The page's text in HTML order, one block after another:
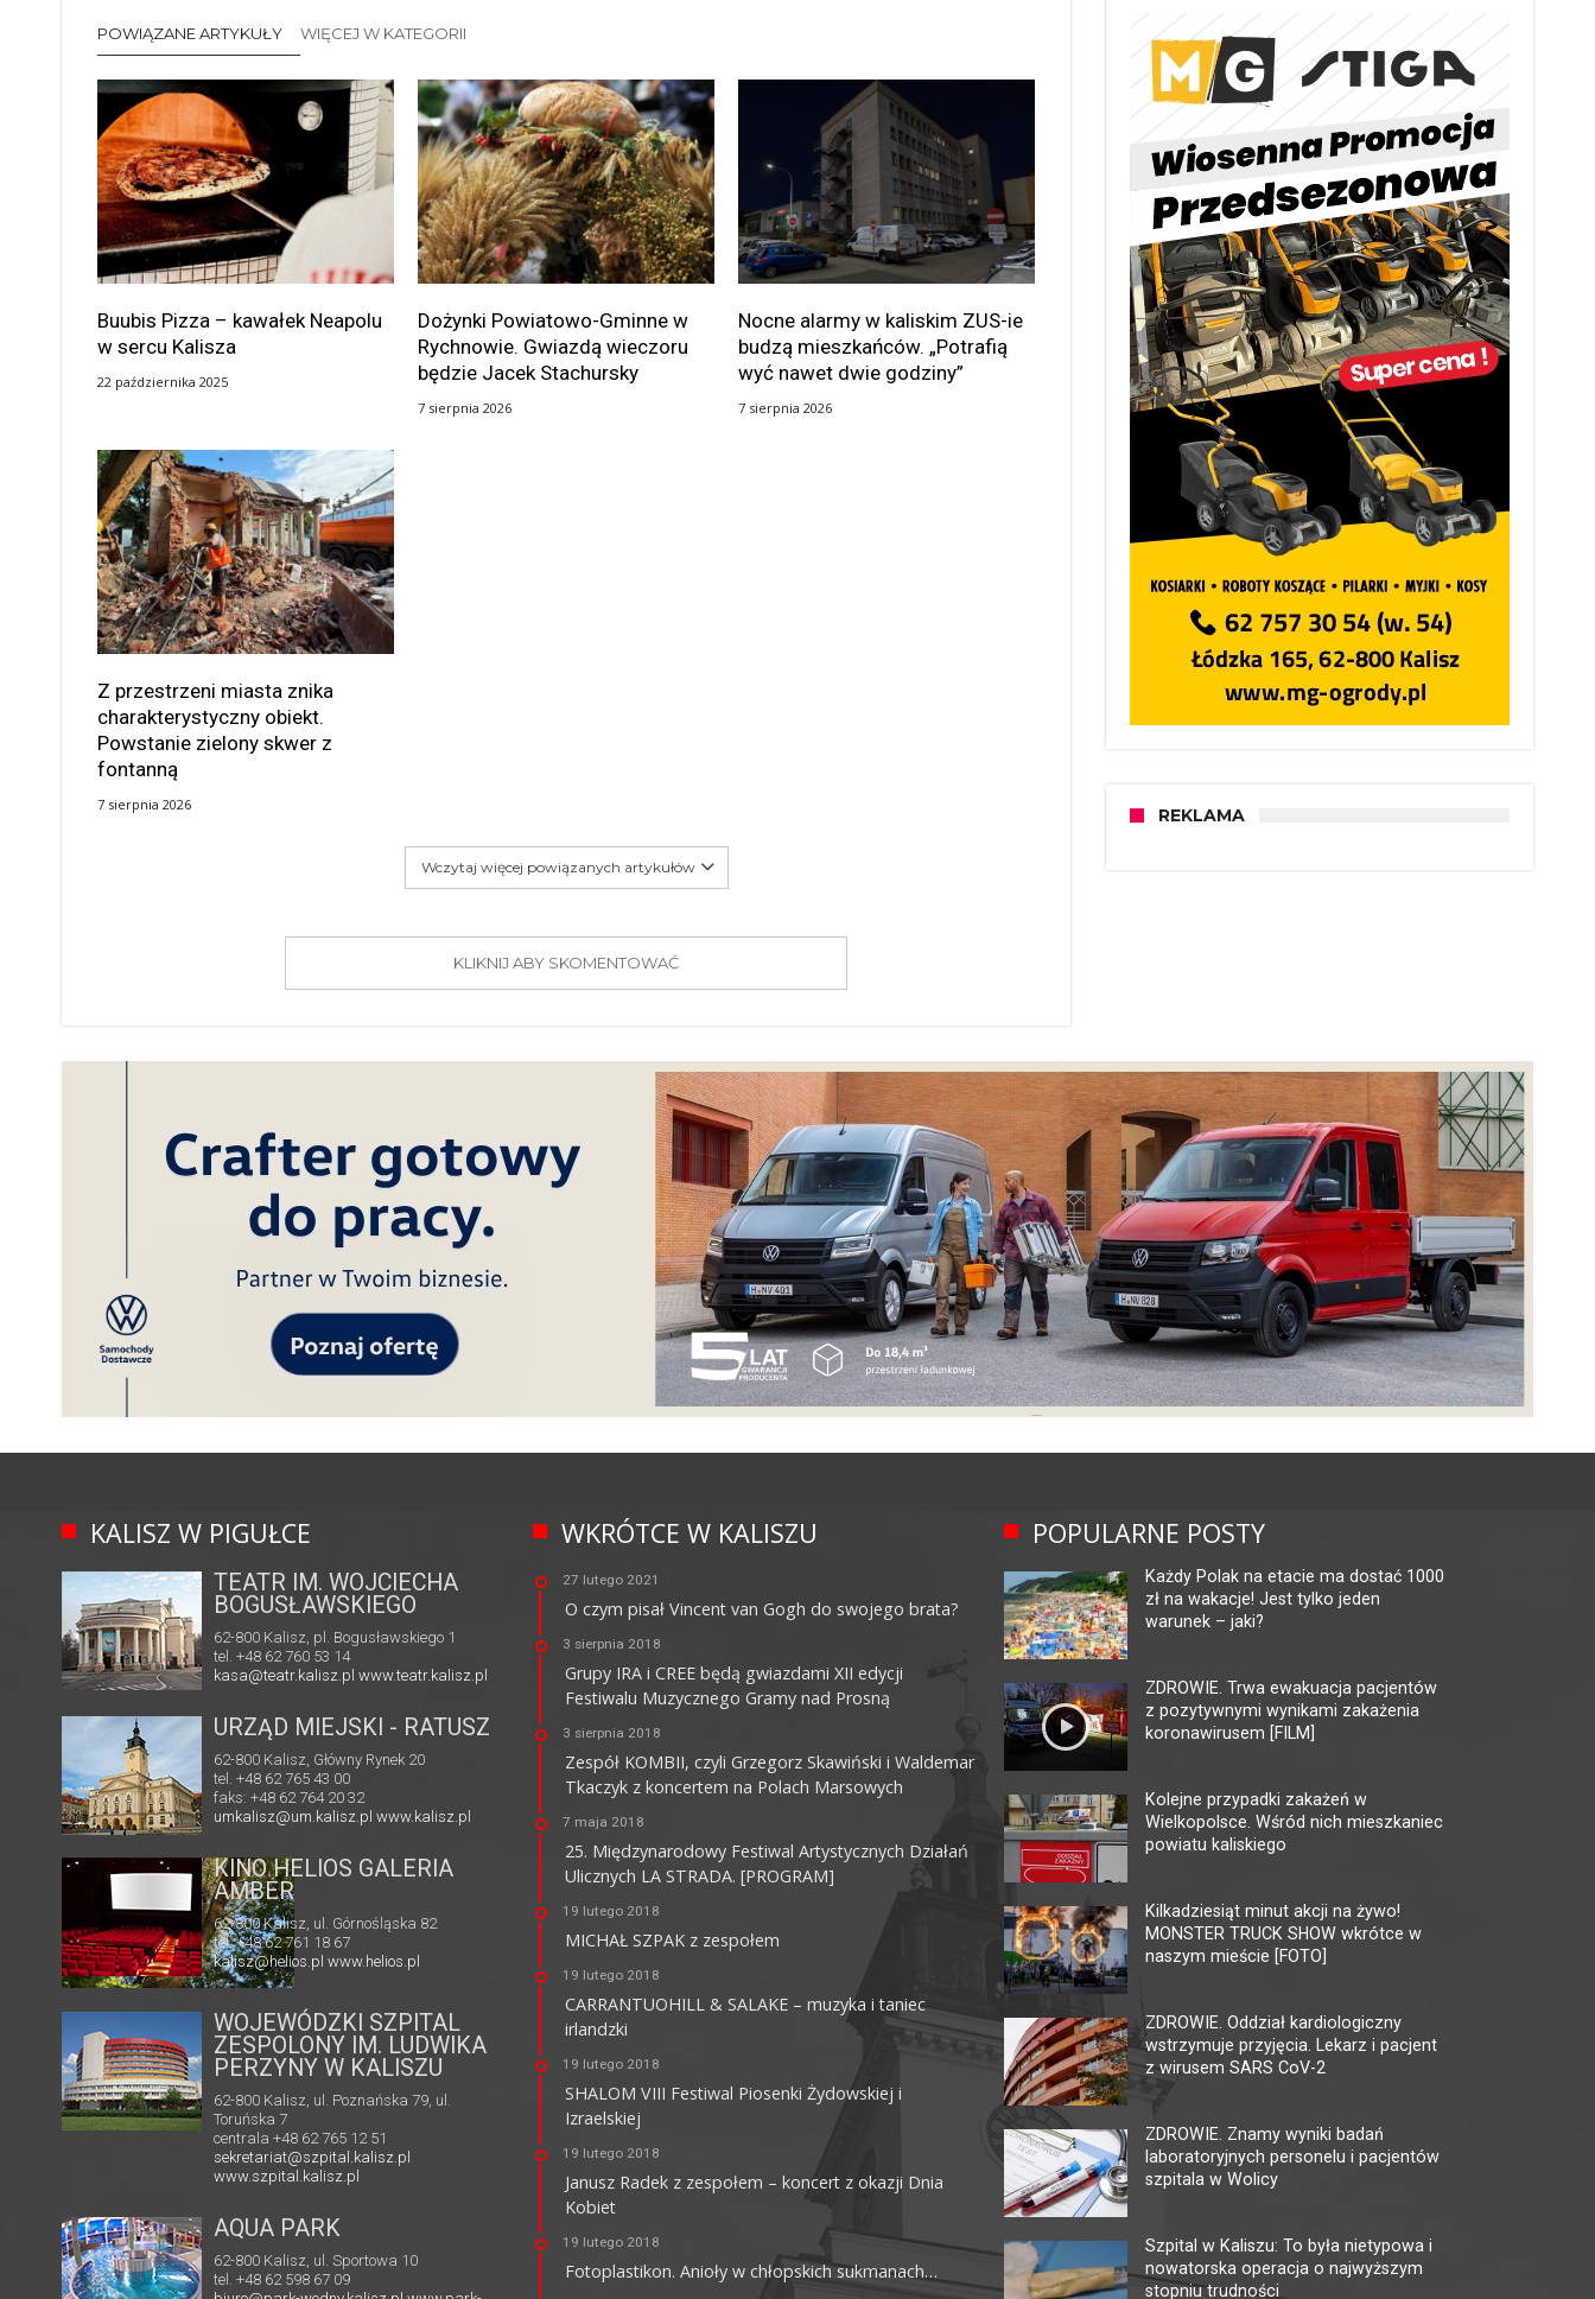
POWIĄZANE ARTYKUŁY WIĘCEJ W KATEGORII
Buubis Pizza – kawałek Neapolu
w sercu Kalisza
22 października 2025
Dożynki Powiatowo-Gminne w
Rychnowie. Gwiazdą wieczoru
będzie Jacek Stachursky
7 sierpnia 2026
Nocne alarmy w kaliskim ZUS-ie
budzą mieszkańców. „Potrafią
wyć nawet dwie godziny”
7 sierpnia 2026
Z przestrzeni miasta znika
charakterystyczny obiekt.
Powstanie zielony skwer z
fontanną
7 sierpnia 2026
Wczytaj więcej powiązanych artykułów
KLIKNIJ ABY SKOMENTOWAĆ
REKLAMA
KALISZ W PIGUŁCE
TEATR IM. WOJCIECHA
BOGUSŁAWSKIEGO
62-800 Kalisz, pl. Bogusławskiego 1
tel. +48 62 760 53 14
kasa@teatr.kalisz.pl www.teatr.kalisz.pl
URZĄD MIEJSKI - RATUSZ
62-800 Kalisz, Główny Rynek 20
tel. +48 62 765 43 00
faks: +48 62 764 20 32
umkalisz@um.kalisz.pl www.kalisz.pl
KINO HELIOS GALERIA
AMBER
62-800 Kalisz, ul. Górnośląska 82
tel. +48 62 761 18 67
kalisz@helios.pl www.helios.pl
MULTIKINO GALERIA
62-800 Kalisz, ul. 3 Maja 1
KINO CENTRUM
62-800 Kalisz, ul. Łazienna 6
tel. +48 62 765 25 01
faks. +48 62 767 23 18
ckis@ckis.kalisz.pl
WOJEWÓDZKI SZPITAL
ZESPOLONY IM. LUDWIKA
PERZYNY W KALISZU
62-800 Kalisz, ul. Poznańska 79, ul.
Toruńska 7
centrala +48 62 765 12 51
sekretariat@szpital.kalisz.pl
www.szpital.kalisz.pl
AQUA PARK
62-800 Kalisz, ul. Sportowa 10
tel. +48 62 598 67 09
WKRÓTCE W KALISZU
27 lutego 2021
O czym pisał Vincent van Gogh do swojego brata?
3 sierpnia 2018
Grupy IRA i CREE będą gwiazdami XII edycji
Festiwalu Muzycznego Gramy nad Prosną
3 sierpnia 2018
Zespół KOMBII, czyli Grzegorz Skawiński i Waldemar
Tkaczyk z koncertem na Polach Marsowych
7 maja 2018
25. Międzynarodowy Festiwal Artystycznych Działań
Ulicznych LA STRADA. [PROGRAM]
19 lutego 2018
MICHAŁ SZPAK z zespołem
19 lutego 2018
CARRANTUOHILL & SALAKE – muzyka i taniec
irlandzki
19 lutego 2018
SHALOM VIII Festiwal Piosenki Żydowskiej i
Izraelskiej
19 lutego 2018
Janusz Radek z zespołem – koncert z okazji Dnia
Kobiet
19 lutego 2018
Fotoplastikon. Anioły w chłopskich sukmanach…
POPULARNE POSTY
Każdy Polak na etacie ma dostać 1000
zł na wakacje! Jest tylko jeden
warunek – jaki?
ZDROWIE. Trwa ewakuacja pacjentów
z pozytywnymi wynikami zakażenia
koronawirusem [FILM]
Kolejne przypadki zakażeń w
Wielkopolsce. Wśród nich mieszkaniec
powiatu kaliskiego
Kilkadziesiąt minut akcji na żywo!
MONSTER TRUCK SHOW wkrótce w
naszym mieście [FOTO]
ZDROWIE. Oddział kardiologiczny
wstrzymuje przyjęcia. Lekarz i pacjent
z wirusem SARS CoV-2
ZDROWIE. Znamy wyniki badań
laboratoryjnych personelu i pacjentów
szpitala w Wolicy
Szpital w Kaliszu: To była nietypowa i
nowatorska operacja o najwyższym
stopniu trudności